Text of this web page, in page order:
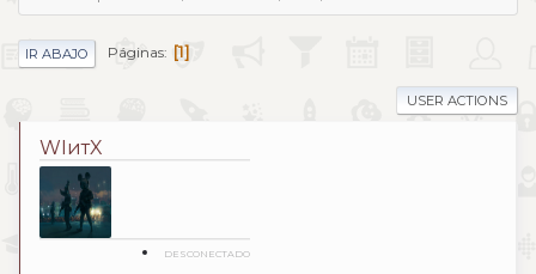
IR ABAJO Páginas 1
USER ACTIONS
WIитX
DESCONECTADO